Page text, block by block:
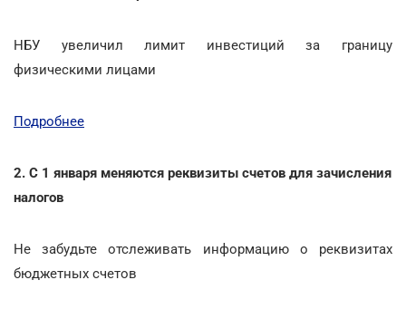
НБУ увеличил лимит инвестиций за границу
физическими лицами
Подробнее
2. С 1 января меняются реквизиты счетов для зачисления
налогов
Не забудьте отслеживать информацию о реквизитах
бюджетных счетов